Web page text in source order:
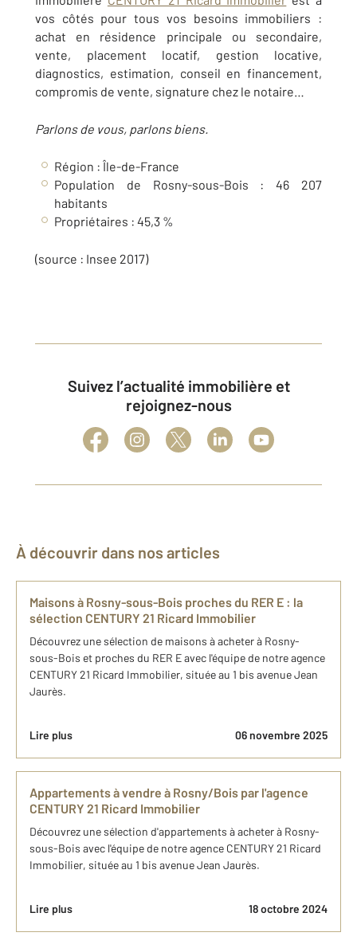
vos côtés pour tous vos besoins immobiliers :
achat en résidence principale ou secondaire,
vente, placement locatif, gestion locative,
diagnostics, estimation, conseil en financement,
compromis de vente, signature chez le notaire…
Parlons de vous, parlons biens.
Région : Île-de-France
Population de Rosny-sous-Bois : 46 207
habitants
Propriétaires : 45,3 %
(source : Insee 2017)
Suivez l’actualité immobilière et
rejoignez-nous
À découvrir dans nos articles
Maisons à Rosny-sous-Bois proches du RER E : la
sélection CENTURY 21 Ricard Immobilier
Découvrez une sélection de maisons à acheter à Rosny-
sous-Bois et proches du RER E avec l'équipe de notre agence
CENTURY 21 Ricard Immobilier, située au 1 bis avenue Jean
Jaurès.
Lire plus 06 novembre 2025
Appartements à vendre à Rosny/Bois par l'agence
CENTURY 21 Ricard Immobilier
Découvrez une sélection d'appartements à acheter à Rosny-
sous-Bois avec l'équipe de notre agence CENTURY 21 Ricard
Immobilier, située au 1 bis avenue Jean Jaurès.
Lire plus 18 octobre 2024